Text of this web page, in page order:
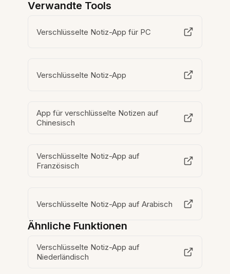
Verwandte Tools
Verschlüsselte Notiz-App für PC
Verschlüsselte Notiz-App
App für verschlüsselte Notizen auf
Chinesisch
Verschlüsselte Notiz-App auf
Französisch
Verschlüsselte Notiz-App auf Arabisch
Ähnliche Funktionen
Verschlüsselte Notiz-App auf
Niederländisch